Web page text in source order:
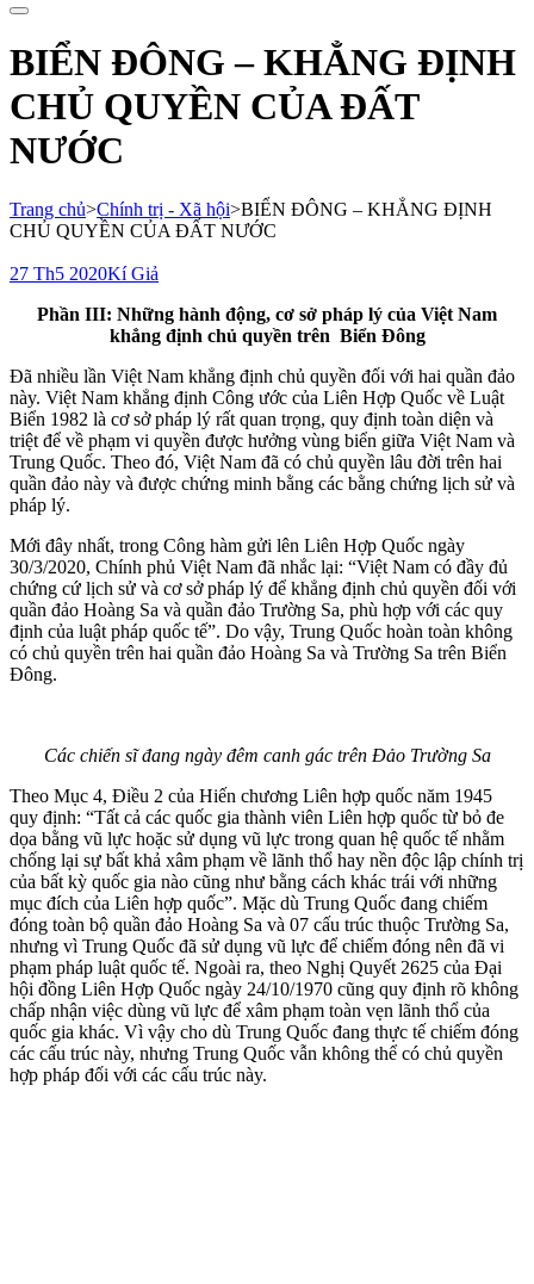
cho:
BIỂN ĐÔNG – KHẲNG ĐỊNH
CHỦ QUYỀN CỦA ĐẤT
NƯỚC
Trang chủ>Chính trị - Xã hội>BIỂN ĐÔNG – KHẲNG ĐỊNH
CHỦ QUYỀN CỦA ĐẤT NƯỚC
27 Th5 2020Kí Giả
Phần III: Những hành động, cơ sở pháp lý của Việt Nam
khẳng định chủ quyền trên Biển Đông
Đã nhiều lần Việt Nam khẳng định chủ quyền đối với hai quần đảo
này. Việt Nam khẳng định Công ước của Liên Hợp Quốc về Luật
Biển 1982 là cơ sở pháp lý rất quan trọng, quy định toàn diện và
triệt để về phạm vi quyền được hưởng vùng biển giữa Việt Nam và
Trung Quốc. Theo đó, Việt Nam đã có chủ quyền lâu đời trên hai
quần đảo này và được chứng minh bằng các bằng chứng lịch sử và
pháp lý.
Mới đây nhất, trong Công hàm gửi lên Liên Hợp Quốc ngày
30/3/2020, Chính phủ Việt Nam đã nhắc lại: “Việt Nam có đầy đủ
chứng cứ lịch sử và cơ sở pháp lý để khẳng định chủ quyền đối với
quần đảo Hoàng Sa và quần đảo Trường Sa, phù hợp với các quy
định của luật pháp quốc tế”. Do vậy, Trung Quốc hoàn toàn không
có chủ quyền trên hai quần đảo Hoàng Sa và Trường Sa trên Biển
Đông.
Các chiến sĩ đang ngày đêm canh gác trên Đảo Trường Sa
Theo Mục 4, Điều 2 của Hiến chương Liên hợp quốc năm 1945
quy định: “Tất cả các quốc gia thành viên Liên hợp quốc từ bỏ đe
dọa bằng vũ lực hoặc sử dụng vũ lực trong quan hệ quốc tế nhằm
chống lại sự bất khả xâm phạm về lãnh thổ hay nền độc lập chính trị
của bất kỳ quốc gia nào cũng như bằng cách khác trái với những
mục đích của Liên hợp quốc”. Mặc dù Trung Quốc đang chiếm
đóng toàn bộ quần đảo Hoàng Sa và 07 cấu trúc thuộc Trường Sa,
nhưng vì Trung Quốc đã sử dụng vũ lực để chiếm đóng nên đã vi
phạm pháp luật quốc tế. Ngoài ra, theo Nghị Quyết 2625 của Đại
hội đồng Liên Hợp Quốc ngày 24/10/1970 cũng quy định rõ không
chấp nhận việc dùng vũ lực để xâm phạm toàn vẹn lãnh thổ của
quốc gia khác. Vì vậy cho dù Trung Quốc đang thực tế chiếm đóng
các cấu trúc này, nhưng Trung Quốc vẫn không thể có chủ quyền
hợp pháp đối với các cấu trúc này.